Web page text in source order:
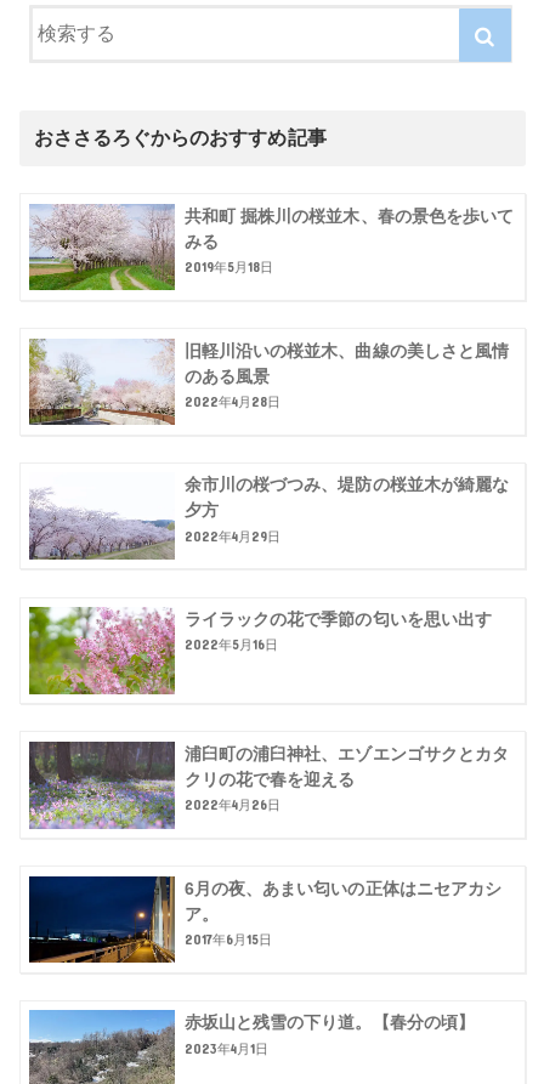
おささるろぐからのおすすめ記事
共和町 掘株川の桜並木、春の景色を歩いて
みる
2019年5月18日
旧軽川沿いの桜並木、曲線の美しさと風情
のある風景
2022年4月28日
余市川の桜づつみ、堤防の桜並木が綺麗な
夕方
2022年4月29日
ライラックの花で季節の匂いを思い出す
2022年5月16日
浦臼町の浦臼神社、エゾエンゴサクとカタ
クリの花で春を迎える
2022年4月26日
6月の夜、あまい匂いの正体はニセアカシ
ア。
2017年6月15日
赤坂山と残雪の下り道。【春分の頃】
2023年4月1日